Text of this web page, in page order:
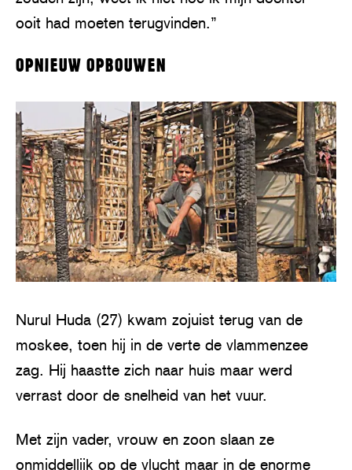
ooit had moeten terugvinden.”
OPNIEUW OPBOUWEN
Nurul Huda (27) kwam zojuist terug van de
moskee, toen hij in de verte de vlammenzee
zag. Hij haastte zich naar huis maar werd
verrast door de snelheid van het vuur.
Met zijn vader, vrouw en zoon slaan ze
onmiddellijk op de vlucht maar in de enorme